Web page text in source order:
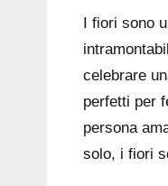
I fiori sono
celebrare
perfetti per
persona
solo, i fiori